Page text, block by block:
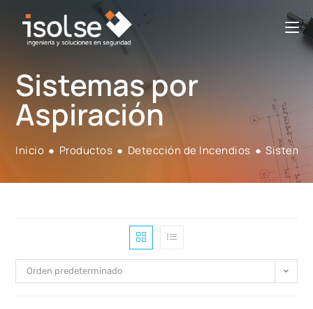
Sistemas por
Aspiración
Inicio ● Productos ● Detección de Incendios ●
Orden predeterminado